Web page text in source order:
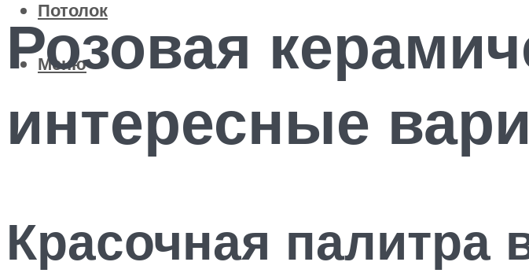
Потолок
Меню
Розовая
интересные
Красочная палитра